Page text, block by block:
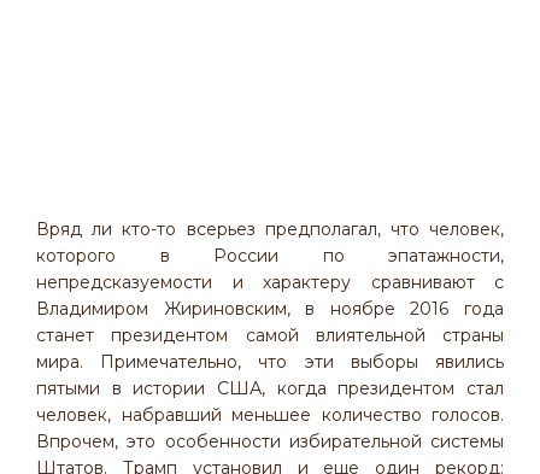
Вряд ли кто-то всерьез предполагал, что человек,
которого в России по эпатажности,
непредсказуемости и характеру сравнивают с
Владимиром Жириновским, в ноябре 2016 года
станет президентом самой влиятельной страны
мира. Примечательно, что эти выборы явились
пятыми в истории США, когда президентом стал
человек, набравший меньшее количество голосов.
Впрочем, это особенности избирательной системы
Штатов. Трамп установил и еще один рекорд: